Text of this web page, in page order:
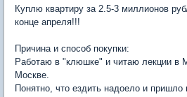
Куплю квартиру за 2.5-3 миллионов
конце апреля!!!
Причина и способ покупки:
Работаю в "клюшке" и читаю лекции в
Москве.
Понятно, что ездить надоело и пришло